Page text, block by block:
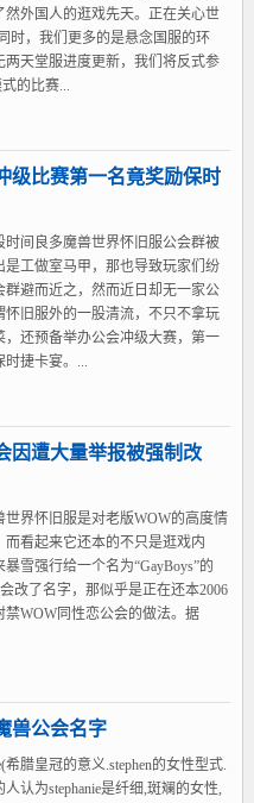
然外国人的逛戏先天。正在关心世
时，我们更多的是悬念国服的环
两天堂服进度更新，我们将反式参
的比赛...
级比赛第一名竟奖励保时
时间良多魔兽世界怀旧服公会群被
是工做室马甲，那也导致玩家们纷
群避而近之，然而近日却无一家公
怀旧服外的一股清流，不只不拿玩
，还预备举办公会冲级大赛，第一
时捷卡宴。...
因遭大量举报被强制改
世界怀旧服是对老版WOW的高度情
而看起来它还本的不只是逛戏内
暴雪强行给一个名为“GayBoys”的
改了名字，那似乎是正在还本2006
禁WOW同性恋公会的做法。据
兽公会名字
希腊皇冠的意义.stephen的女性型式.
人认为stephanie是纤细,斑斓的女性,